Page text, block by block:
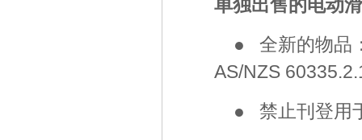
单独出售的电动
● 全新的物品
AS/NZS
● 禁止刊登用